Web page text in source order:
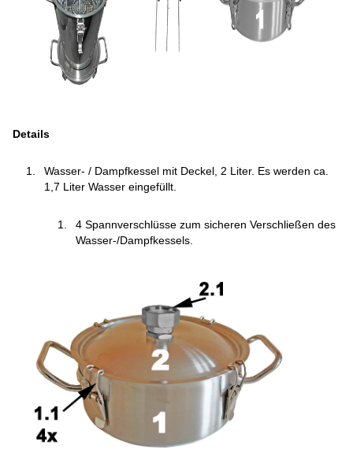
Details
Wasser- / Dampfkessel mit Deckel, 2 Liter. Es werden ca.
1,7 Liter Wasser eingefüllt.
4 Spannverschlüsse zum sicheren Verschließen des
Wasser-/Dampfkessels.